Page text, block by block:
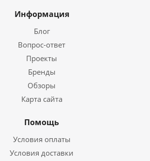
Информация
Блог
Вопрос-ответ
Проекты
Бренды
Обзоры
Карта сайта
Помощь
Условия оплаты
Условия доставки